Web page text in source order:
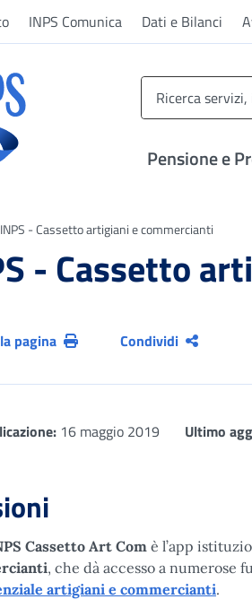
INPS Comunica Dati e Bilanci
Pensione e
INPS - Cassetto artigiani e commercianti
- Cassetto
pagina Condividi
16 maggio 2019 Ultimo
Cassetto Art Com è l’app
, che dà accesso a
artigiani e commercianti.